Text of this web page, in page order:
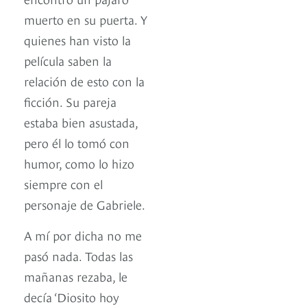
muerto en su puerta. Y
quienes han visto la
película saben la
relación de esto con la
ficción. Su pareja
estaba bien asustada,
pero él lo tomó con
humor, como lo hizo
siempre con el
personaje de Gabriele.
A mí por dicha no me
pasó nada. Todas las
mañanas rezaba, le
decía ‘Diosito hoy